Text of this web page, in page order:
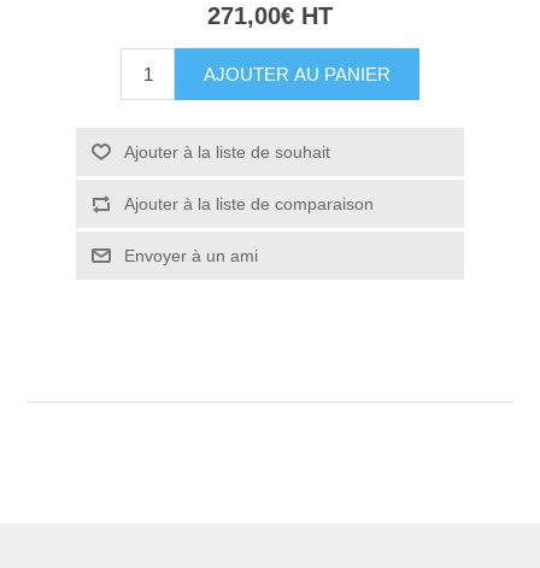
271,00€ HT
AJOUTER AU PANIER
Ajouter à la liste de souhait
Ajouter à la liste de comparaison
Envoyer à un ami